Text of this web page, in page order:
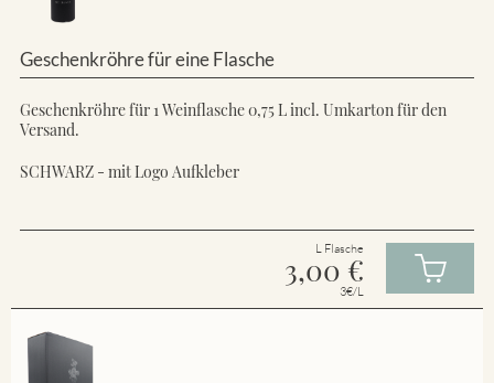
Geschenkröhre für eine Flasche
Geschenkröhre für 1 Weinflasche 0,75 L incl. Umkarton für den
Versand.
SCHWARZ - mit Logo Aufkleber
L Flasche
3,00 €
3€/L